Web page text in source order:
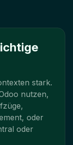
stark.
nutzen,
oder
oder